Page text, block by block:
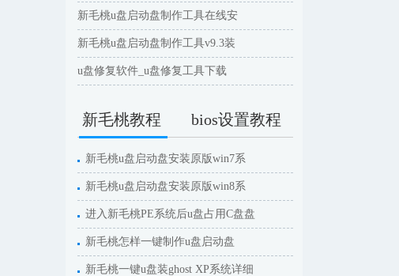
新毛桃u盘启动盘制作工具在线安
新毛桃u盘启动盘制作工具v9.3装
u盘修复软件_u盘修复工具下载
新毛桃教程 bios设置教程
新毛桃u盘启动盘安装原版win7系
新毛桃u盘启动盘安装原版win8系
进入新毛桃PE系统后u盘占用C盘盘
新毛桃怎样一键制作u盘启动盘
新毛桃一键u盘装ghost XP系统详细